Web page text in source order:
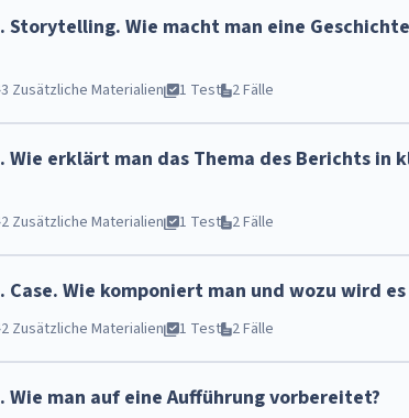
. Storytelling. Wie macht man eine
3 Zusätzliche Materialien 1 Test 2 Fälle
. Wie erklärt man das Thema des Berichts in
2 Zusätzliche Materialien 1 Test 2 Fälle
. Case. Wie komponiert man und wozu wird
2 Zusätzliche Materialien 1 Test 2 Fälle
. Wie man auf eine Aufführung vorbereitet?